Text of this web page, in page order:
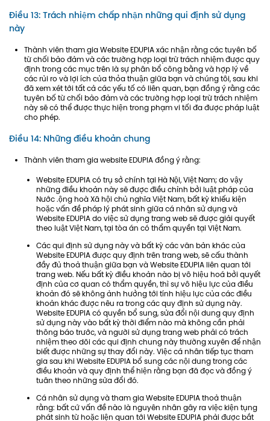
Điều 13: Trách nhiệm chấp nhận những qui định sử dụng
này
Thành viên tham gia Website EDUPIA xác nhận rằng các tuyên bố
từ chối bảo đảm và các trường hợp loại trừ trách nhiệm được quy
định trong các mục trên là sự phân bổ công bằng và hợp lý về
các rủi ro và lợi ích của thỏa thuận giữa bạn và chúng tôi, sau khi
đã xem xét tới tất cả các yếu tố có liên quan, bạn đồng ý rằng các
tuyên bố từ chối bảo đảm và các trường hợp loại trừ trách nhiệm
này sẽ có thể được thực hiện trong phạm vi tối đa được pháp luật
cho phép.
Điều 14: Những điều khoản chung
Thành viên tham gia website EDUPIA đồng ý rằng:
Website EDUPIA có trụ sở chính tại Hà Nội, Việt Nam; do vậy
những điều khoản này sẽ được điều chỉnh bởi luật pháp của
Nước .ộng hoà Xã hội chủ nghĩa Việt Nam, bất kỳ khiếu kiện
hoặc vấn đề pháp lý phát sinh giữa cá nhân sử dụng và
Website EDUPIA do việc sử dụng trang web sẽ được giải quyết
theo luật Việt Nam, tại tòa án có thẩm quyền tại Việt Nam.
Các qui định sử dụng này và bất kỳ các văn bản khác của
Website EDUPIA được quy định trên trang web, sẽ cấu thành
đầy đủ thoả thuận giữa bạn và Website EDUPIA liên quan tới
trang web. Nếu bất kỳ điều khoản nào bị vô hiệu hoá bởi quyết
định của cơ quan có thẩm quyền, thì sự vô hiệu lực của điều
khoản đó sẽ không ảnh hưởng tới tính hiệu lực của các điều
khoản khác được nêu ra trong các quy định sử dụng này.
Website EDUPIA có quyền bổ sung, sửa đổi nội dung quy định
sử dụng này vào bất kỳ thời điểm nào mà không cần phải
thông báo trước, và người sử dụng trang web phải có trách
nhiệm theo dõi các qui định chung này thường xuyên để nhận
biết được những sự thay đổi này. Việc cá nhân tiếp tục tham
gia sau khi Website EDUPIA bổ sung các nội dung trong các
điều khoản và quy định thể hiện rằng bạn đã đọc và đồng ý
tuân theo những sửa đổi đó.
Cá nhân sử dụng và tham gia Website EDUPIA thoả thuận
rằng: bất cứ vấn đề nào là nguyên nhân gây ra việc kiện tụng
phát sinh từ hoặc liện quan tới Website EDUPIA phải được bắt